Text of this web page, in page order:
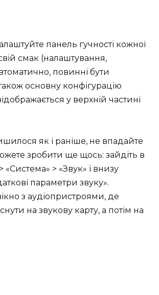
панель гучності кожної
смак (налаштування,
повинні бути
основну конфігурацію
у верхній частині
як і раніше, не впадайте
зробити ще щось: зайдіть в
«Система» > «Звук» і внизу
параметри звуку».
з аудіопристроями, де
на звукову карту, а потім на